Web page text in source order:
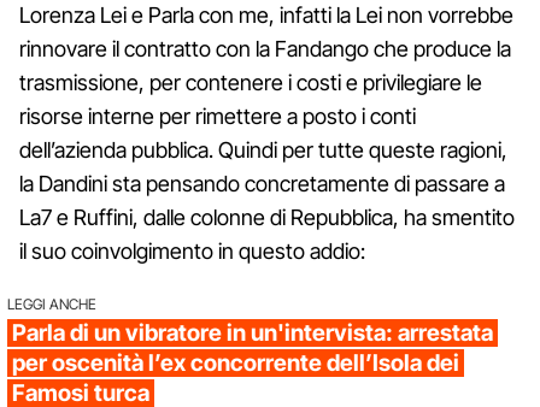
Lorenza Lei e Parla con me, infatti la Lei non vorrebbe
rinnovare il contratto con la Fandango che produce la
trasmissione, per contenere i costi e privilegiare le
risorse interne per rimettere a posto i conti
dell’azienda pubblica. Quindi per tutte queste ragioni,
la Dandini sta pensando concretamente di passare a
La7 e Ruffini, dalle colonne di Repubblica, ha smentito
il suo coinvolgimento in questo addio:
LEGGI ANCHE
Parla di un vibratore in un'intervista: arrestata
per oscenità l’ex concorrente dell’Isola dei
Famosi turca